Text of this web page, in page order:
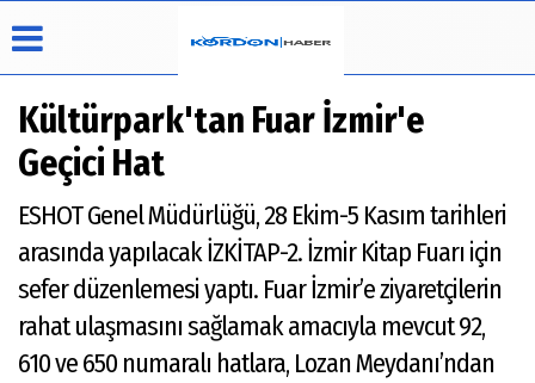
Üye Paneli
Haber
Arşivi
Durumu
Yazarları
Video
Galeri
Foto
Galeri
İletişim
Çerez
Politikası
Gizlilik
İlkeleri
Kültürpark'tan Fuar İzmir'e
Geçici Hat
ESHOT Genel Müdürlüğü, 28 Ekim-5 Kasım tarihleri
arasında yapılacak İZKİTAP-2. İzmir Kitap Fuarı için
sefer düzenlemesi yaptı. Fuar İzmir’e ziyaretçilerin
rahat ulaşmasını sağlamak amacıyla mevcut 92,
610 ve 650 numaralı hatlara, Lozan Meydanı’ndan